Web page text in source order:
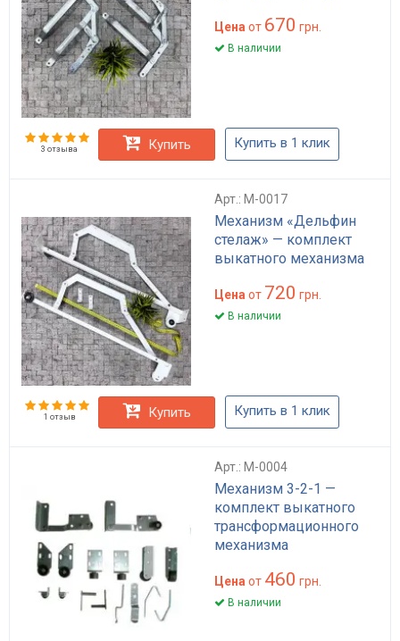
Цена от 670 грн.
В наличии
3 отзыва Купить Купить в 1 клик
Арт.: M-0017
Механизм «Дельфин
стелаж» — комплект
выкатного механизма
Цена от 720 грн.
В наличии
1 отзыв Купить Купить в 1 клик
Арт.: M-0004
Механизм 3-2-1 —
комплект выкатного
трансформационного
механизма
Цена от 460 грн.
В наличии